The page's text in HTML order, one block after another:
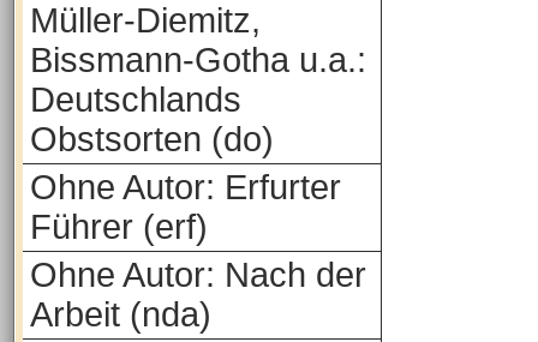
Müller-Diemitz,
Bissmann-Gotha u.a.:
Deutschlands
Obstsorten (do)
Ohne Autor: Erfurter
Führer (erf)
Ohne Autor: Nach der
Arbeit (nda)